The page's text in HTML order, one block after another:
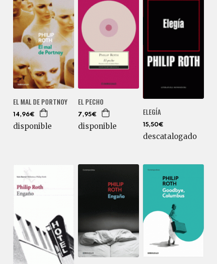
EL MAL DE PORTNOY
14,96€
disponible
EL PECHO
7,95€
disponible
ELEGÍA
15,50€
descatalogado